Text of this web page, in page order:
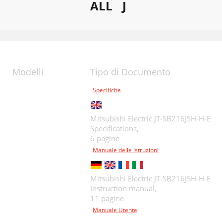
ALL J
Modelli Tipo di Documento
Specifiche
Mitsubishi Electric JT-SB216JSH-H-E
Specifications,
6 pagine
Manuale delle Istruzioni
Mitsubishi Electric JT-SB216JSH-H-E
Instruction manual,
11 pagine
Manuale Utente